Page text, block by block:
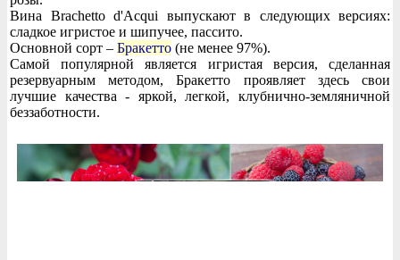
Вина Brachetto d'Acqui выпускают в следующих версиях:
сладкое игристое и шипучее, пассито.
Основной сорт – Бракетто (не менее 97%).
Самой популярной является игристая версия, сделанная
резервуарным методом, Бракетто проявляет здесь свои
лучшие качества - яркой, легкой, клубнично-земляничной
беззаботности.